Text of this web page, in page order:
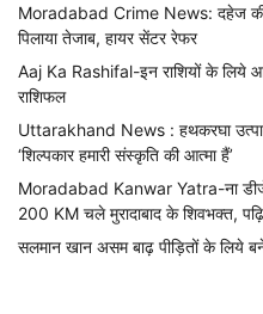
Moradabad Crime News: दहेज की
पिलाया तेजाब, हायर सेंटर रेफर
Aaj Ka Rashifal-इन राशियों के लिये
राशिफल
Uttarakhand News : हथकरघा
‘शिल्पकार हमारी संस्कृति की आत्मा हैं’
Moradabad Kanwar Yatra-ना
200 KM चले मुरादाबाद के शिवभक्त,
सलमान खान असम बाढ़ पीड़ितों के लिये